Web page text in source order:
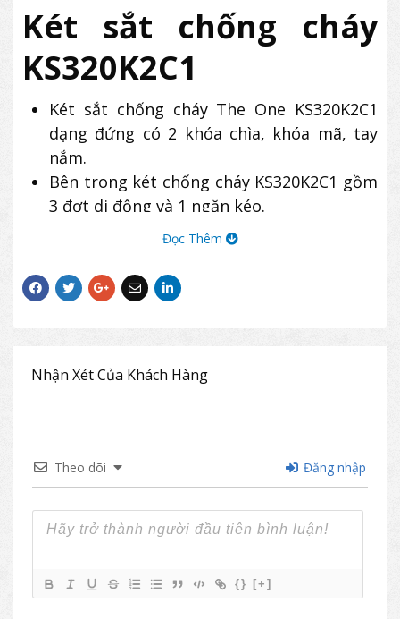
Két sắt chống cháy
KS320K2C1
Két sắt chống cháy The One KS320K2C1
dạng đứng có 2 khóa chìa, khóa mã, tay
nắm.
Bên trong két chống cháy KS320K2C1 gồm
3 đợt di động và 1 ngăn kéo.
Két sắt KS320K2C1 có trang bị bánh xe sắt
Khối lượng: 320 kg (±10%)
Trong
522
Đọc Thêm
Nhận Xét Của Khách Hàng
Theo dõi Đăng nhập
{} [+]